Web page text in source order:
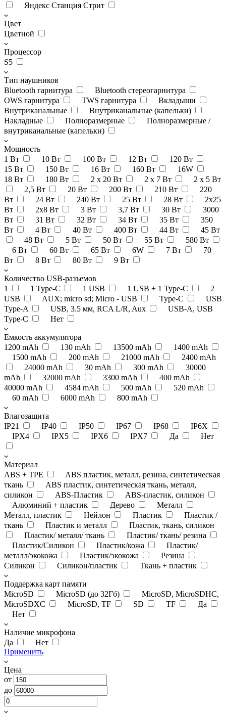
Яндекс Станция Стрит
Цвет
Цветной
Процессор
S5
Тип наушников
Bluetooth гарнитура
Bluetooth стереогарнитура
OWS гарнитура
TWS гарнитура
Вкладыши
Внутриканальные
Внутриканальные (капельки)
Накладные
Полноразмерные
Полноразмерные /
внутриканальные (капельки)
Мощность
1 Вт
10 Вт 100 Вт 12 Вт
120 Вт
15 Вт
150 Вт 16 Вт 160 Вт
16W
18 Вт
180 Вт 2 x 20 Вт 2 x 7 Вт
2 х 5 Вт
2,5 Вт
20 Вт 200 Вт 210 Вт
220
Вт
24 Вт 240 Вт 25 Вт 28 Вт
2x25
Вт
2х8 Вт 3 Вт 3,7 Вт 30 Вт
3000
Вт
31 Вт 32 Вт 34 Вт 35 Вт
350
Вт
4 Вт 40 Вт 400 Вт 44 Вт
45 Вт
48 Вт
5 Вт 50 Вт 55 Вт
580 Вт
6 Вт
60 Вт 65 Вт 6W 7 Вт
70
Вт
8 Вт 80 Вт 9 Вт
Количество USB-разъемов
1
1 Type-C 1 USB 1 USB + 1 Type-C
2
USB
AUX; micro sd; Micro - USB Type-C
USB
Type-A
USB, 3.5 мм, RCA L/R, Aux
USB-A, USB
Type-C
Нет
Емкость аккумулятора
1200 mAh
130 mAh 13500 mAh
1400 mAh
1500 mAh
200 mAh 21000 mAh
2400 mAh
24000 mAh
30 mAh 300 mAh
30000
mAh
32000 mAh 3300 mAh
400 mAh
40000 mAh
4584 mAh 500 mAh
520 mAh
60 mAh
6000 mAh 800 mAh
Влагозащита
IP21
IP40 IP50 IP67 IP68
IP6X
IPX4
IPX5 IPX6 IPX7 Да Нет
Материал
ABS + TPE
ABS пластик, металл, резина, синтетическая
ткань
ABS пластик, синтетическая ткань, металл,
силикон
ABS-Пластик
ABS-пластик, силикон
Алюминий + пластик
Дерево
Металл
Металл, пластик
Нейлон Пластик
Пластик /
ткань
Пластик и металл
Пластик, ткань, силикон
Пластик/ металл/ ткань
Пластик/ ткань/ резина
Пластик/Силикон
Пластик/кожа
Пластик/
металл/экокожа
Пластик/экокожа
Резина
Силикон
Силикон/пластик Ткань + пластик
Поддержка карт памяти
MicroSD
MicroSD (до 32Гб)
MicroSD, MicroSDHC,
MicroSDXC
MicroSD, TF SD TF
Да
Нет
Наличие микрофона
Да
Нет
Применить
Цена
от
до